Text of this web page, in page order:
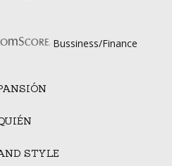
STYLE
Bussiness/Finance